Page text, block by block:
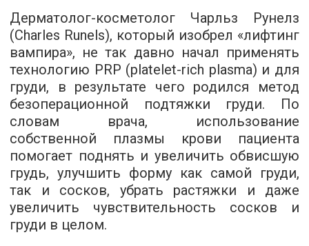
Дерматолог-косметолог Чарльз Рунелз
(Charles Runels), который изобрел «лифтинг
вампира», не так давно начал применять
технологию PRP (platelet-rich plasma) и для
груди, в результате чего родился метод
безоперационной подтяжки груди. По
словам врача, использование
собственной плазмы крови пациента
помогает поднять и увеличить обвисшую
грудь, улучшить форму как самой груди,
так и сосков, убрать растяжки и даже
увеличить чувствительность сосков и
груди в целом.